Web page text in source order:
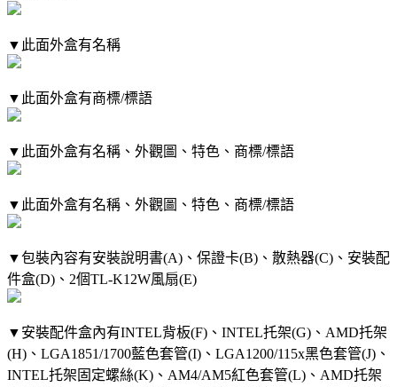
▼此面外盒有名稱
▼此面外盒有商標/標語
▼此面外盒有名稱、外觀圖、特色、商標/標語
▼此面外盒有名稱、外觀圖、特色、商標/標語
▼包裝內容有安裝說明書(A)、保證卡(B)、散熱器(C)、安裝配
件盒(D)、2個TL-K12W風扇(E)
▼安裝配件盒內有INTEL背板(F)、INTEL托架(G)、AMD托架
(H)、LGA1851/1700藍色套管(I)、LGA1200/115x黑色套管(J)、
INTEL托架固定螺絲(K)、AM4/AM5紅色套管(L)、AMD托架